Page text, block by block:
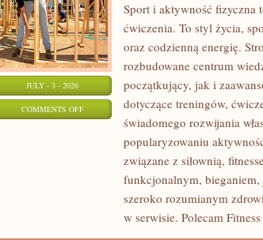
JULY - 3 - 2026
COMMENTS OFFON
WYTRZYMAŁOŚĆ
Sport i aktywność fizyczna
ćwiczenia. To styl życia,
oraz codzienną energię.
rozbudowane centrum
początkujący, jak i
dotyczące treningów,
świadomego rozwijania
popularyzowaniu
związane z siłownią,
funkcjonalnym, bieganiem,
szeroko rozumianym
w serwisie. Polecam